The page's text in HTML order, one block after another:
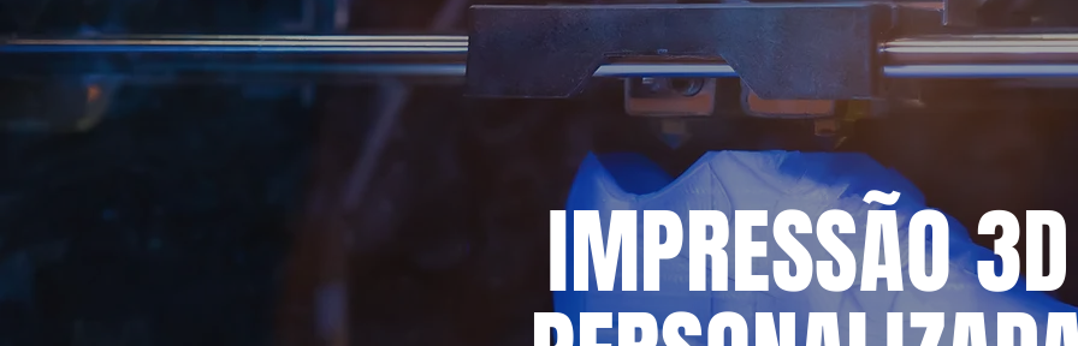
IMPRESSÃO 3D